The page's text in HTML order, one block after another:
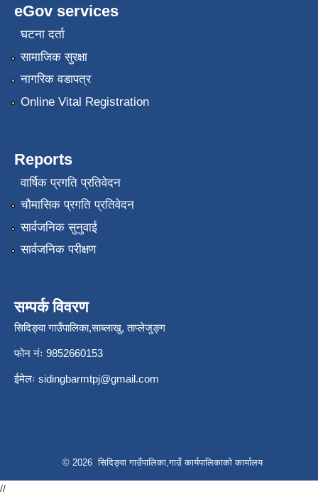
eGov services
घटना दर्ता
सामाजिक सुरक्षा
नागरिक वडापत्र
Online Vital Registration
Reports
वार्षिक प्रगति प्रतिवेदन
चौमासिक प्रगति प्रतिवेदन
सार्वजनिक सुनुवाई
सार्वजनिक परीक्षण
सम्पर्क विवरण
सिदिङ्वा गाउँपालिका,साब्लाखु, ताप्लेजुङ्ग
फोन नंः 9852660153
ईमेलः sidingbarmtpj@gmail.com
© 2026 सिदिङ्वा गाउँपालिका,गाउँ कार्यपालिकाको कार्यालय
//